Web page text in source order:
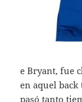
e Bryant, fue
en aquel back
pasó tanto